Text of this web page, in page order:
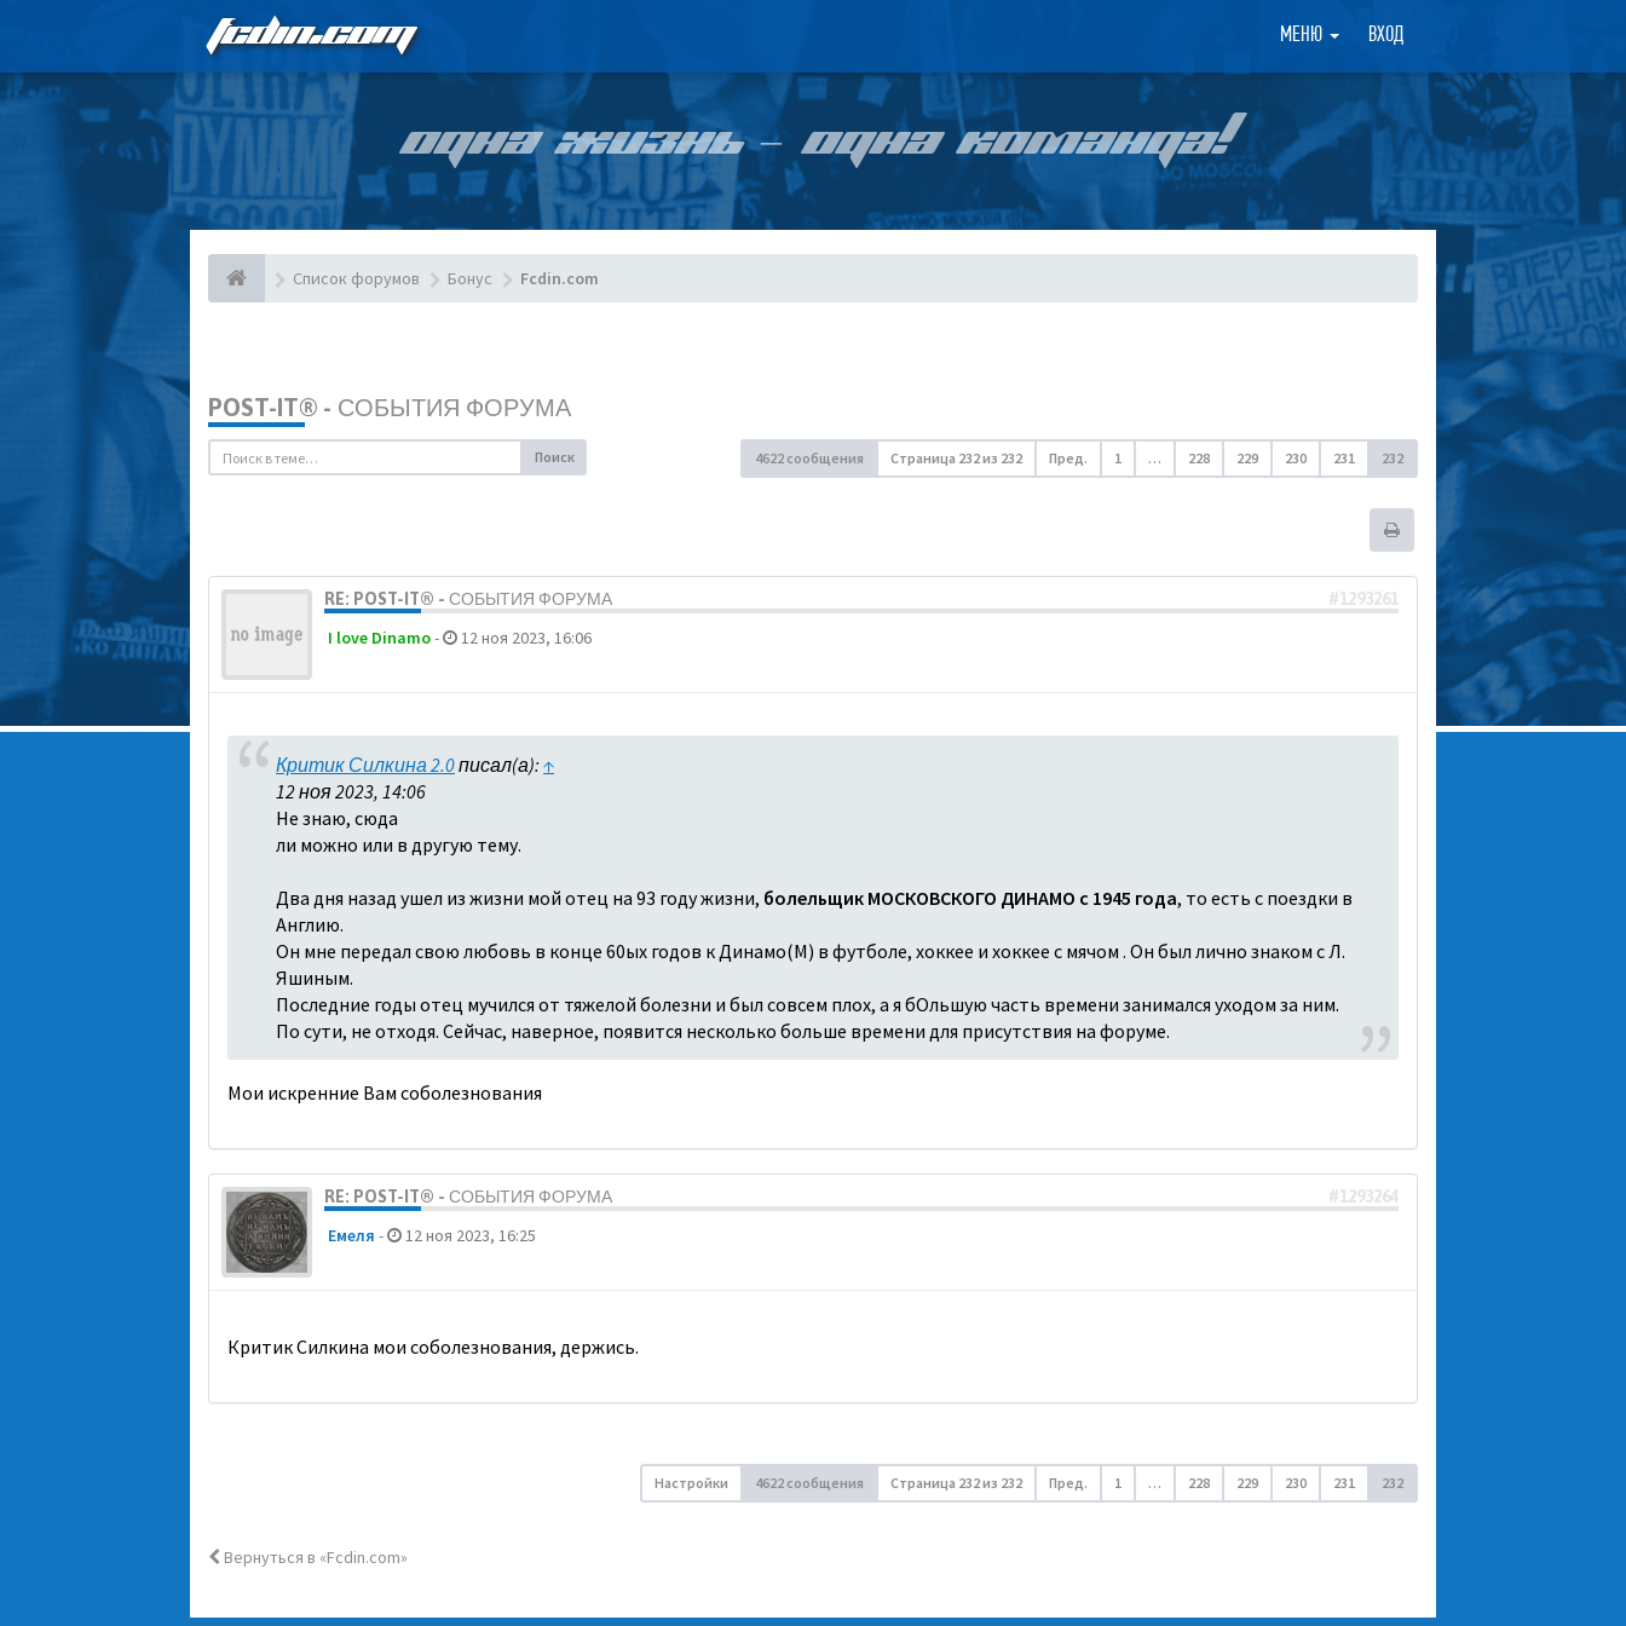
FCDIN.COM МЕНЮ ВХОД ×
ОДНА ЖИЗНЬ – ОДНА КОМАНДА!
Список форумов Бонус Fcdin.com
POST-IT® - СОБЫТИЯ ФОРУМА
Поиск 4622 сообщения Страница 232из 232 Пред. 1 … 228 229 230 231 232
RE: POST-IT® - СОБЫТИЯ ФОРУМА #1293261
I love Dinamo- 12 ноя 2023, 16:06
Критик Силкина 2.0писал(а): ↑
12 ноя 2023, 14:06
Не знаю, сюда
ли можно или в другую тему.
Два дня назад ушел из жизни мой отец на 93 году жизни, болельщик МОСКОВСКОГО ДИНАМО с 1945 года, то есть с поездки в
Англию.
Он мне передал свою любовь в конце 60ых годов к Динамо(М) в футболе, хоккее и хоккее с мячом . Он был лично знаком с Л.
Яшиным.
Последние годы отец мучился от тяжелой болезни и был совсем плох, а я бОльшую часть времени занимался уходом за ним.
По сути, не отходя. Сейчас, наверное, появится несколько больше времени для присутствия на форуме.
Мои искренние Вам соболезнования
RE: POST-IT® - СОБЫТИЯ ФОРУМА #1293264
Емеля - 12 ноя 2023, 16:25
Критик Силкина мои соболезнования, держись.
Настройки 4622 сообщения Страница 232из 232 Пред. 1 … 228 229 230 231 232
Вернуться в «Fcdin.com»